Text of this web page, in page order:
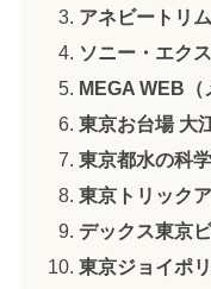
アネビートリ
ソニー・エク
MEGA WEB（
東京お台場 大
東京都水の科
東京トリック
デックス東京
東京ジョイポ